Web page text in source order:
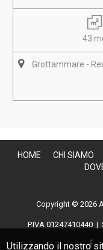
43
Grottammare -
HOME CHI SIAMO
Copyright © 2026
P.IVA 01247410440 |
Utilizzando il nostro